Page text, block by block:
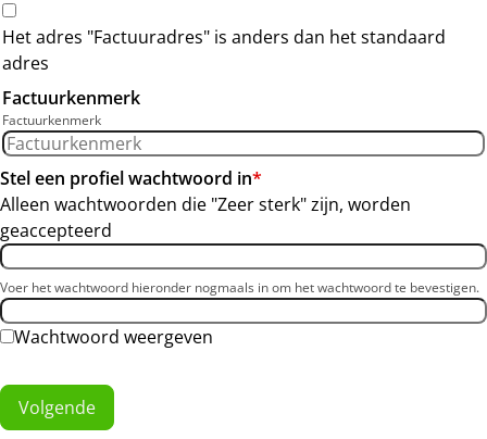
Het adres "Factuuradres" is anders dan het standaard
adres
Factuurkenmerk
Factuurkenmerk
Stel een profiel wachtwoord in*
Alleen wachtwoorden die "Zeer sterk" zijn, worden
geaccepteerd
Voer het wachtwoord hieronder nogmaals in om het wachtwoord te bevestigen.
Wachtwoord weergeven
Volgende